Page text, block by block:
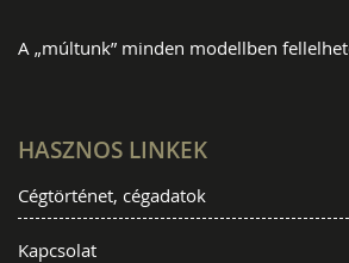
A „múltunk” minden modellben
HASZNOS LINKEK
Cégtörténet, cégadatok
Kapcsolat